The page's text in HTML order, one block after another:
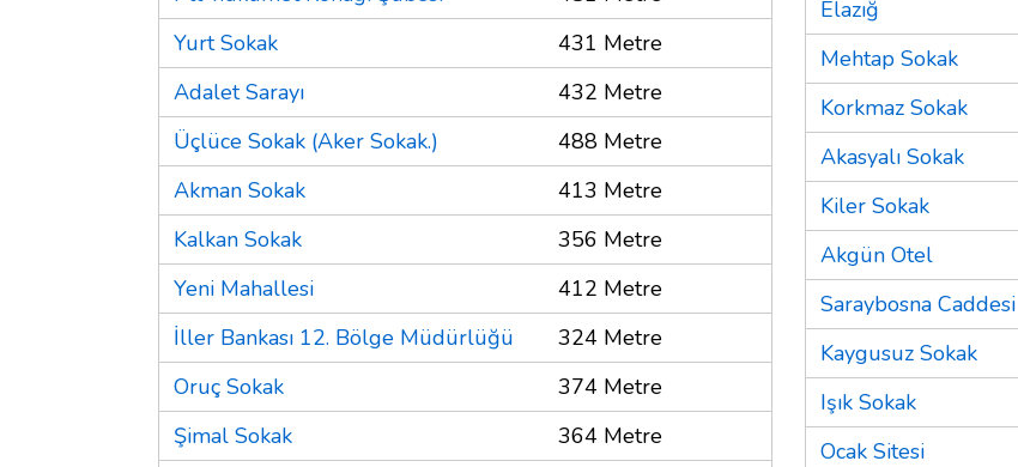
Yurt Sokak
431 Metre
Adalet Sarayı
432 Metre
Üçlüce Sokak (Aker Sokak.)
488 Metre
Akman Sokak
413 Metre
Kalkan Sokak
356 Metre
Yeni Mahallesi
412 Metre
İller Bankası 12. Bölge Müdürlüğü
324 Metre
Oruç Sokak
374 Metre
Şimal Sokak
364 Metre
Elazığ
Mehtap Sokak
Korkmaz Sokak
Akasyalı Sokak
Kiler Sokak
Akgün Otel
Saraybosna Caddesi
Kaygusuz Sokak
Işık Sokak
Ocak Sitesi